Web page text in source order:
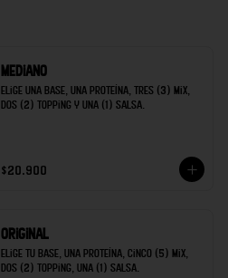
Mediano
Elige una base, una proteína, tres (3) mix,
dos (2) topping y una (1) salsa.
$20.900
Original
Elige tu base, una proteína, cinco (5) mix,
dos (2) topping, una (1) salsa.